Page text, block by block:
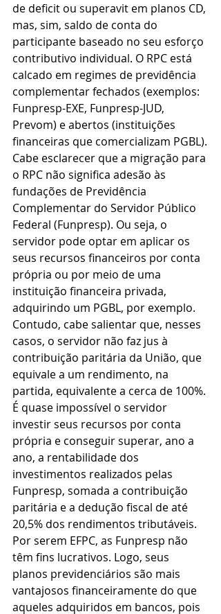
de deficit ou superavit em planos CD,
mas, sim, saldo de conta do
participante baseado no seu esforço
contributivo individual. O RPC está
calcado em regimes de previdência
complementar fechados (exemplos:
Funpresp-EXE, Funpresp-JUD,
Prevom) e abertos (instituições
financeiras que comercializam PGBL).
Cabe esclarecer que a migração para
o RPC não significa adesão às
fundações de Previdência
Complementar do Servidor Público
Federal (Funpresp). Ou seja, o
servidor pode optar em aplicar os
seus recursos financeiros por conta
própria ou por meio de uma
instituição financeira privada,
adquirindo um PGBL, por exemplo.
Contudo, cabe salientar que, nesses
casos, o servidor não faz jus à
contribuição paritária da União, que
equivale a um rendimento, na
partida, equivalente a cerca de 100%.
É quase impossível o servidor
investir seus recursos por conta
própria e conseguir superar, ano a
ano, a rentabilidade dos
investimentos realizados pelas
Funpresp, somada a contribuição
paritária e a dedução fiscal de até
20,5% dos rendimentos tributáveis.
Por serem EFPC, as Funpresp não
têm fins lucrativos. Logo, seus
planos previdenciários são mais
vantajosos financeiramente do que
aqueles adquiridos em bancos, pois